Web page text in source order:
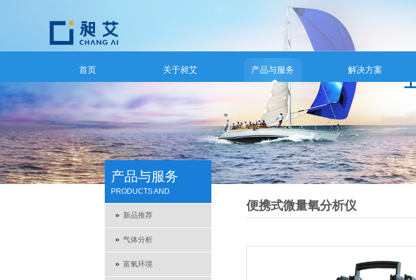
首页 关于昶艾 产品与服务 解决方案
产品与服务
PRODUCTS AND
SERVICES
新品推荐
气体分析
富氧环境
便携式微量氧分析仪